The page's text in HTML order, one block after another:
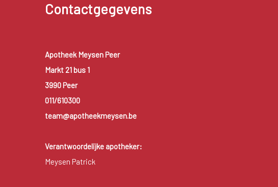
Contactgegevens
Apotheek Meysen Peer
Markt 21 bus 1
3990 Peer
011/610300
team@apotheekmeysen.be
Verantwoordelijke apotheker:
Meysen Patrick